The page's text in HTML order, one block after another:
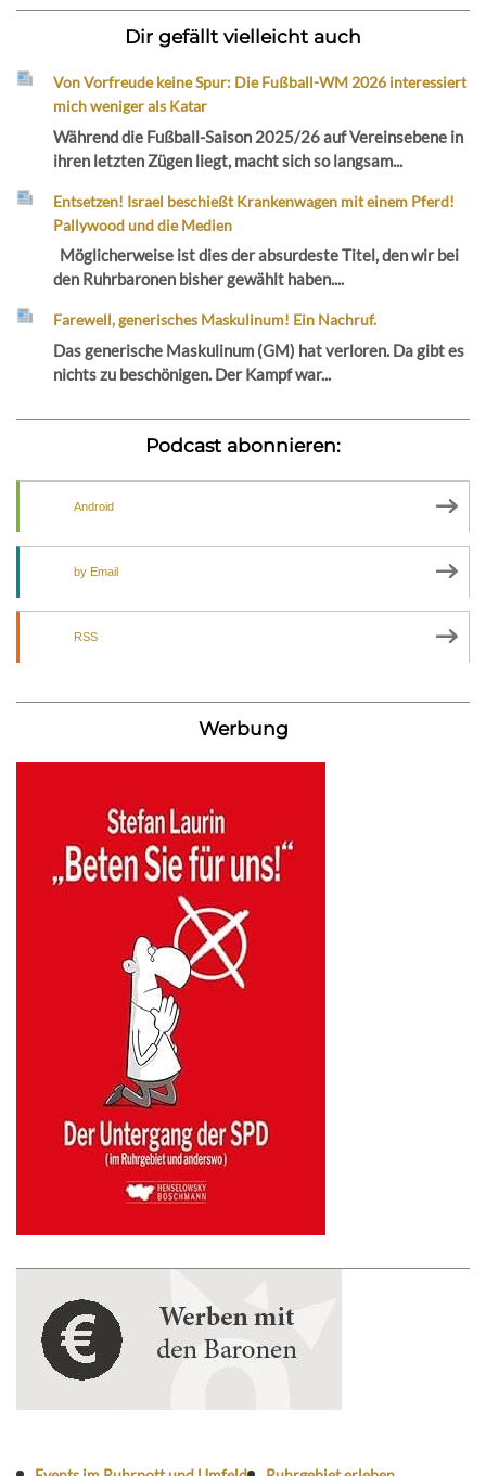
Dir gefällt vielleicht auch
Von Vorfreude keine Spur: Die Fußball-WM 2026 interessiert
mich weniger als Katar
Während die Fußball-Saison 2025/26 auf Vereinsebene in
ihren letzten Zügen liegt, macht sich so langsam...
Entsetzen! Israel beschießt Krankenwagen mit einem Pferd!
Pallywood und die Medien
Möglicherweise ist dies der absurdeste Titel, den wir bei
den Ruhrbaronen bisher gewählt haben....
Farewell, generisches Maskulinum! Ein Nachruf.
Das generische Maskulinum (GM) hat verloren. Da gibt es
nichts zu beschönigen. Der Kampf war...
Podcast abonnieren:
Android
by Email
RSS
Werbung